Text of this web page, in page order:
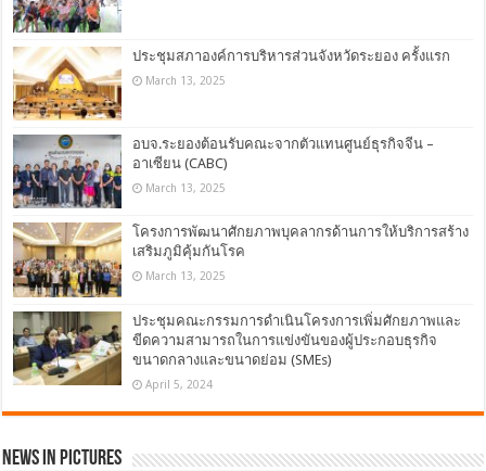
ประชุมสภาองค์การบริหารส่วนจังหวัดระยอง ครั้งแรก
March 13, 2025
อบจ.ระยองต้อนรับคณะจากตัวแทนศูนย์ธุรกิจจีน –
อาเซียน (CABC)
March 13, 2025
โครงการพัฒนาศักยภาพบุคลากรด้านการให้บริการสร้าง
เสริมภูมิคุ้มกันโรค
March 13, 2025
ประชุมคณะกรรมการดำเนินโครงการเพิ่มศักยภาพและ
ขีดความสามารถในการแข่งขันของผู้ประกอบธุรกิจ
ขนาดกลางและขนาดย่อม (SMEs)
April 5, 2024
News in Pictures